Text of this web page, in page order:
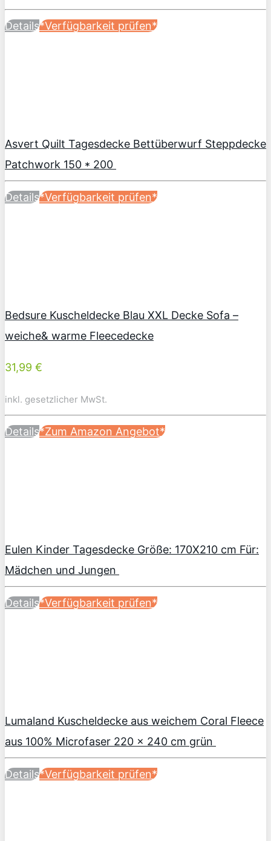
Details*Verfügbarkeit prüfen*
Asvert Quilt Tagesdecke Bettüberwurf Steppdecke
Patchwork 150 * 200
Details*Verfügbarkeit prüfen*
Bedsure Kuscheldecke Blau XXL Decke Sofa –
weiche& warme Fleecedecke
31,99 €
inkl. gesetzlicher MwSt.
Details*Zum Amazon Angebot*
Eulen Kinder Tagesdecke Größe: 170X210 cm Für:
Mädchen und Jungen
Details*Verfügbarkeit prüfen*
Lumaland Kuscheldecke aus weichem Coral Fleece
aus 100% Microfaser 220 x 240 cm grün
Details*Verfügbarkeit prüfen*